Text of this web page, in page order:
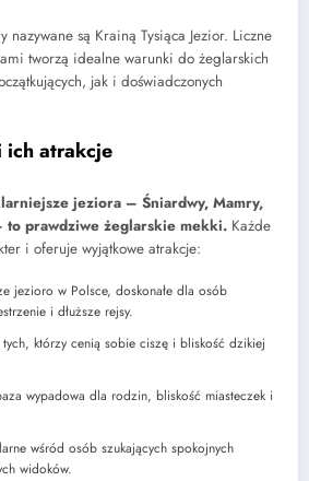
są Krainą Tysiąca Jezior. Liczne
tworzą idealne warunki do żeglarskich
jak i doświadczonych
ich atrakcje
jeziora – Śniardwy, Mamry,
to prawdziwe żeglarskie mekki. Każde
i oferuje wyjątkowe atrakcje:
jezioro w Polsce, doskonałe dla osób
i dłuższe rejsy.
którzy cenią sobie ciszę i bliskość dzikiej
wypadowa dla rodzin, bliskość miasteczek i
wśród osób szukających spokojnych
widoków.